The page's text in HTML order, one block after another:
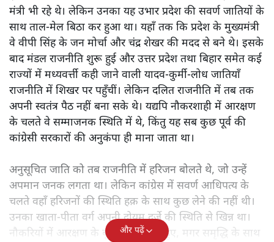
मंत्री भी रहे थे। लेकिन उनका यह उभार प्रदेश की सवर्ण जातियों के
साथ ताल-मेल बिठा कर हुआ था। यहाँ तक कि प्रदेश के मुख्यमंत्री
वे वीपी सिंह के जन मोर्चा और चंद्र शेखर की मदद से बने थे। इसके
बाद मंडल राजनीति शुरू हुई और उत्तर प्रदेश तथा बिहार समेत कई
राज्यों में मध्यवर्त्ती कही जाने वाली यादव-कुर्मी-लोध जातियाँ
राजनीति में शिखर पर पहुँचीं। लेकिन दलित राजनीति में तब तक
अपनी स्वतंत्र पैठ नहीं बना सके थे। यद्यपि नौकरशाही में आरक्षण
के चलते वे सम्माजनक स्थिति में थे, किंतु यह सब कुछ पूर्व की
कांग्रेसी सरकारों की अनुकंपा ही माना जाता था।
अनुसूचित जाति को तब राजनीति में हरिजन बोलते थे, जो उन्हें
अपमान जनक लगता था। लेकिन कांग्रेस में सवर्ण आधिपत्य के
चलते वहाँ हरिजनों की स्थिति हक़ के साथ कुछ लेने की नहीं थी।
उनका खाता-पीता वर्ग अपनी दोयम दर्जे की स्थिति से खिन्न था।
नौकरियों में आरक्षण के बूते वे समृद्ध तो हुए, मगर समृद्धि के साथ
और पढ़ें